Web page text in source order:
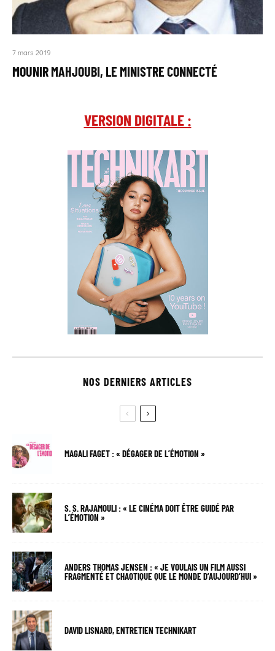
7 mars 2019
MOUNIR MAHJOUBI, LE MINISTRE CONNECTÉ
VERSION DIGITALE :
NOS DERNIERS ARTICLES
MAGALI FAGET : « DÉGAGER DE L’ÉMOTION »
S. S. RAJAMOULI : « LE CINÉMA DOIT ÊTRE GUIDÉ PAR
L’ÉMOTION »
ANDERS THOMAS JENSEN : « JE VOULAIS UN FILM AUSSI
FRAGMENTÉ ET CHAOTIQUE QUE LE MONDE D’AUJOURD’HUI »
DAVID LISNARD, ENTRETIEN TECHNIKART